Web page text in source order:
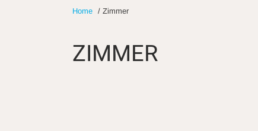
Home / Zimmer
ZIMMER